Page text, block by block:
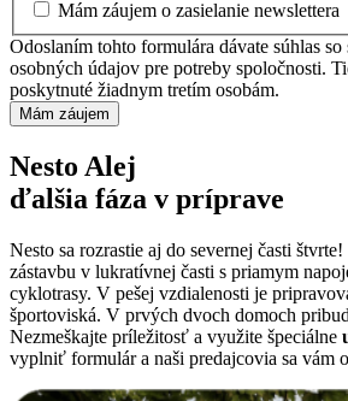
Mám záujem o zasielanie newslettera
Odoslaním tohto formulára dávate súhlas
osobných údajov pre potreby spoločnosti.
poskytnuté žiadnym tretím osobám.
Nesto Alej
ďalšia fáza v príprave
Nesto sa rozrastie aj do severnej časti
zástavbu v lukratívnej časti s priamym
cyklotrasy. V pešej vzdialenosti je
športoviská. V prvých dvoch domoch
Nezmeškajte príležitosť a využite špeciálne
vyplniť formulár a naši predajcovia sa vám